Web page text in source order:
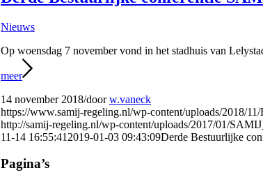
Nieuws
Op woensdag 7 november vond in het stadhuis van
meer
14 november 2018/doorw.vaneck
https://www.samij-regeling.nl/wp-content/uploads/2018/
http://samij-regeling.nl/wp-content/uploads/2017/01/
11-14 16:55:41 2019-01-03 09:43:09Derde Bestuurlijke
Pagina’s